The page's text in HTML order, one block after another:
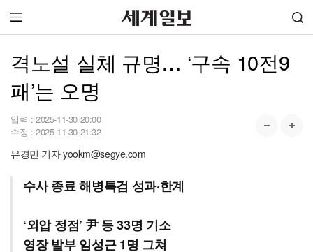
격노설 실체 규명… ‘구속 10전9
패’는 오명
입력 : 2025-11-30 20:00
수정 : 2025-11-30 21:32
유경민 기자 yookm@segye.com
수사 종료 해병특검 성과·한계
‘외압 정점’ 尹 등 33명 기소
영장 발부 임성근 1명 그쳐